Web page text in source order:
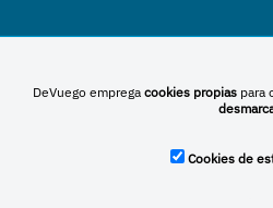
DeVuego emprega cookies propiaspara
Cookies de